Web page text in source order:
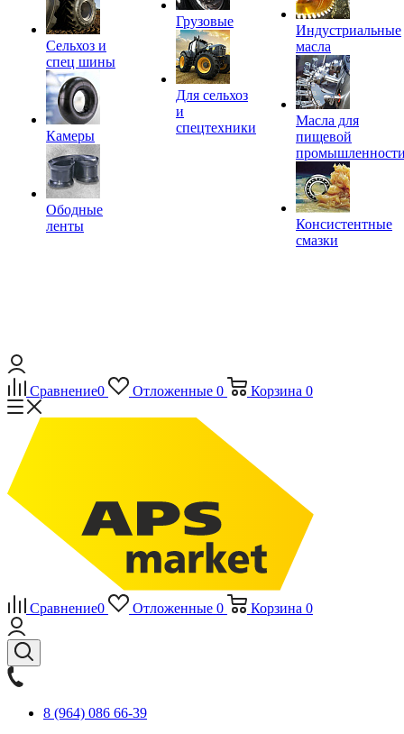
Сельхоз и
спец шины
Камеры
Ободные
ленты
Грузовые
Для сельхоз
и
спецтехники
Индустриальные
масла
Масла для
пищевой
Консистентные
смазки
Сравнение0 Отложенные 0 Корзина 0
Сравнение0 Отложенные 0 Корзина 0
8 (964) 086 66-39